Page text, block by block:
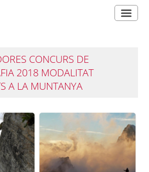
CONCURS DE
2018 MODALITAT
A LA MUNTANYA